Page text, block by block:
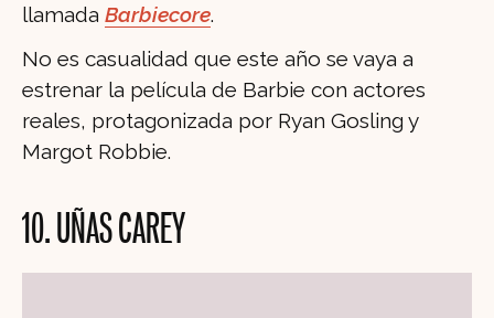
llamada Barbiecore.
No es casualidad que este año se vaya a
estrenar la película de Barbie con actores
reales, protagonizada por Ryan Gosling y
Margot Robbie.
10. UÑAS CAREY